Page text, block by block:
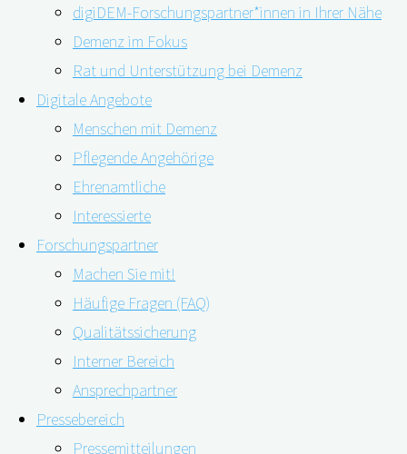
digiDEM-Forschungspartner*innen in Ihrer Nähe
Demenz im Fokus
Rat und Unterstützung bei Demenz
Digitale Angebote
Menschen mit Demenz
Pflegende Angehörige
Ehrenamtliche
Interessierte
Forschungspartner
Machen Sie mit!
Häufige Fragen (FAQ)
Qualitätssicherung
Interner Bereich
Ansprechpartner
Pressebereich
Pressemitteilungen
03.12.202106.12.2021
Studien zufolge gibt es Unterschiede sowohl beim
Zeitpunkt der Diagnosestellung als auch bei der
Behandlung von Menschen mit Demenz zwischen
städtischen und ländlichen Regionen. US-amerikanische
Forscher*innen wollten herausfinden, wie